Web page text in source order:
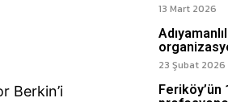
Berkin’i
13 Mart 2026
23 Şubat 2026
Feriköy’ün